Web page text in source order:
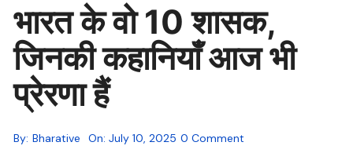
भारत के वो 10 शासक,
जिनकी कहानियाँ आज भी
प्रेरणा हैं
By: Bharative On:July 10, 2025 0 Comment